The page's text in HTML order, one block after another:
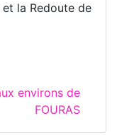
la Redoute de
environs de
FOURAS